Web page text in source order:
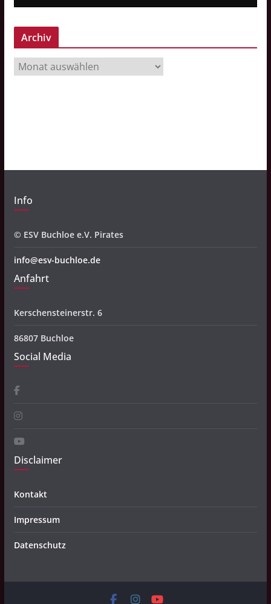
Archiv
r
Info
© ESV Buchloe e.V. Pirates
info@esv-buchloe.de
Anfahrt
Kerschensteinerstr. 6
86807 Buchloe
Social Media
Disclaimer
Kontakt
Impressum
Datenschutz